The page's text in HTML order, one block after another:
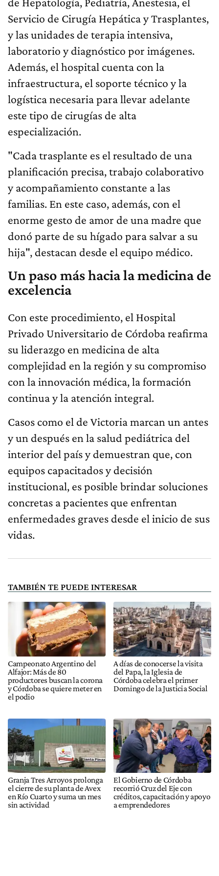
Servicio de Cirugía Hepática y Trasplantes,
y las unidades de terapia intensiva,
laboratorio y diagnóstico por imágenes.
Además, el hospital cuenta con la
infraestructura, el soporte técnico y la
logística necesaria para llevar adelante
este tipo de cirugías de alta
especialización.
"Cada trasplante es el resultado de una
planificación precisa, trabajo colaborativo
y acompañamiento constante a las
familias. En este caso, además, con el
enorme gesto de amor de una madre que
donó parte de su hígado para salvar a su
hija", destacan desde el equipo médico.
Un paso más hacia la medicina de
excelencia
Con este procedimiento, el Hospital
Privado Universitario de Córdoba reafirma
su liderazgo en medicina de alta
complejidad en la región y su compromiso
con la innovación médica, la formación
continua y la atención integral.
Casos como el de Victoria marcan un antes
y un después en la salud pediátrica del
interior del país y demuestran que, con
equipos capacitados y decisión
institucional, es posible brindar soluciones
concretas a pacientes que enfrentan
enfermedades graves desde el inicio de sus
vidas.
TAMBIÉN TE PUEDE INTERESAR
Campeonato Argentino del
Alfajor: Más de 80
productores buscan la corona
y Córdoba se quiere meter en
el podio
A días de conocerse la visita
del Papa, la Iglesia de
Córdoba celebra el primer
Domingo de la Justicia Social
Granja Tres Arroyos prolonga
el cierre de su planta de Avex
en Río Cuarto y suma un mes
sin actividad
El Gobierno de Córdoba
recorrió Cruz del Eje con
créditos, capacitación y apoyo
a emprendedores